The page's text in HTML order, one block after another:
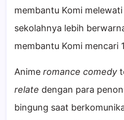
membantu Komi
sekolahnya lebih
membantu Komi mencari
Anime romance comedy
relate dengan para
bingung saat